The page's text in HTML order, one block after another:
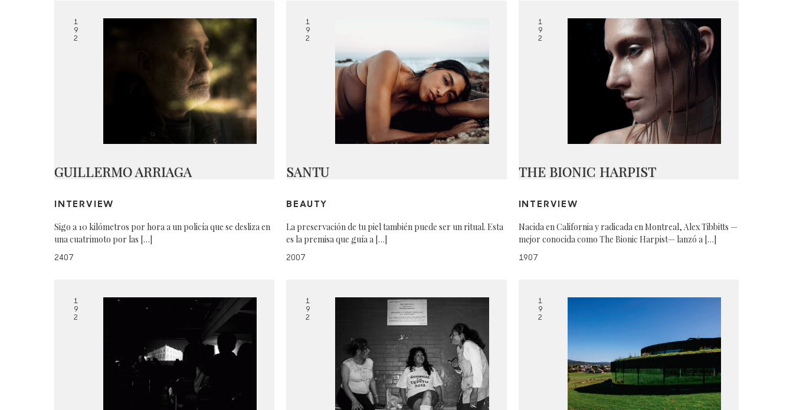
1
9
2
GUILLERMO ARRIAGA
INTERVIEW
Sigo a 10 kilómetros por hora a un policía que se desliza en
una cuatrimoto por las […]
2407
1
9
2
SANTU
BEAUTY
La preservación de tu piel también puede ser un ritual. Esta
es la premisa que guía a […]
2007
1
9
2
THE BIONIC HARPIST
INTERVIEW
Nacida en California y radicada en Montreal, Alex Tibbitts —
mejor conocida como The Bionic Harpist— lanzó a […]
1907
1
9
2
1
9
2
1
9
2